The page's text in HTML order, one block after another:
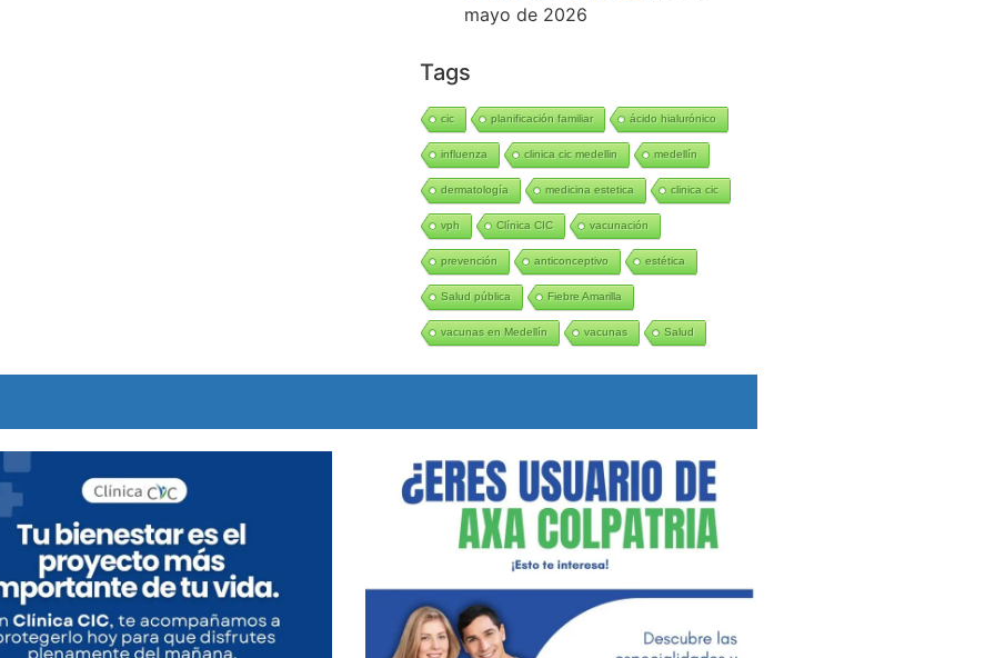
mayo de 2026
Tags
cic planificación familiar ácido hialurónico
influenza clinica cic medellin medellín
dermatología medicina estetica clinica cic
vph Clínica CIC vacunación
prevención anticonceptivo estética
Salud pública Fiebre Amarilla
vacunas en Medellín vacunas Salud